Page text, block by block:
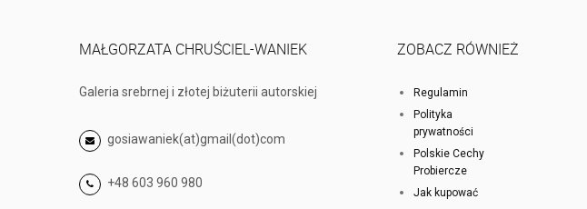
MAŁGORZATA CHRUŚCIEL-WANIEK
Galeria srebrnej i złotej biżuterii autorskiej
gosiawaniek(at)gmail(dot)com
+48 603 960 980
ZOBACZ RÓWNIEŻ
Regulamin
Polityka
prywatności
Polskie Cechy
Probiercze
Jak kupować